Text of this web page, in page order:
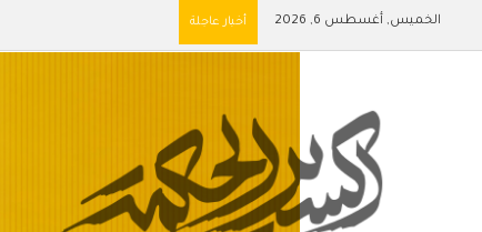
الخميس, أغسطس 6, 2026 أخبار عاجلة